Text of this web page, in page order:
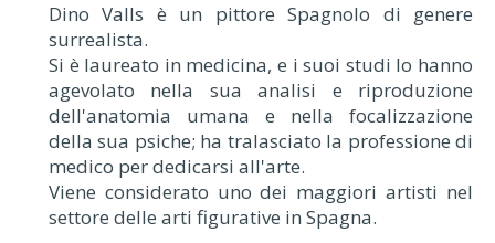
Dino Valls è un pittore Spagnolo di genere
surrealista.
Si è laureato in medicina, e i suoi studi lo hanno
agevolato nella sua analisi e riproduzione
dell'anatomia umana e nella focalizzazione
della sua psiche; ha tralasciato la professione di
medico per dedicarsi all'arte.
Viene considerato uno dei maggiori artisti nel
settore delle arti figurative in Spagna.